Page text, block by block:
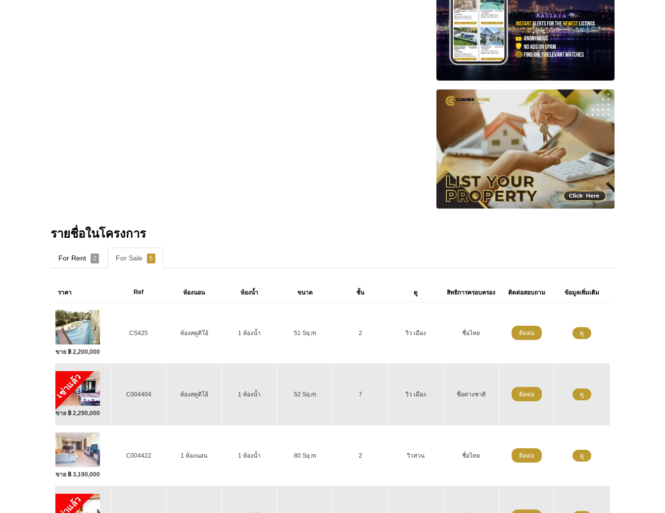
รายชื่อในโครงการ
For Rent 2 For Sale 5
ราคา Ref ห้องนอน ห้องน้ำ ขนาด ชั้น ดู สิทธิการครอบครอง ติดต่อสอบถาม ข้อมูลเพิ่มเติม
ขาย ฿ 2,200,000
CS425 ห้องสตูดิโอ้ 1 ห้องน้ำ 51 Sq.m 2 วิว เมือง ชื่อไทย ติดต่อ ดู
เช่าแล้ว
ขาย ฿ 2,290,000
C004404 ห้องสตูดิโอ้ 1 ห้องน้ำ 52 Sq.m 7 วิว เมือง ชื่อต่างชาติ ติดต่อ ดู
ขาย ฿ 3,190,000
C004422 1 ห้องนอน 1 ห้องน้ำ 80 Sq.m 2 วิวสวน ชื่อไทย ติดต่อ ดู